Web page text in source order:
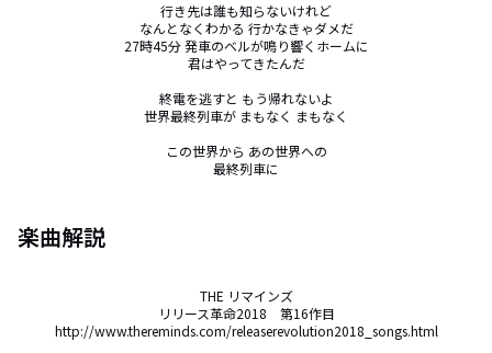
行き先は誰も知らないけれど
なんとなくわかる 行かなきゃダメだ
27時45分 発車のベルが鳴り響くホームに
君はやってきたんだ
終電を逃すと もう帰れないよ
世界最終列車が まもなく まもなく
この世界から あの世界への
最終列車に
楽曲解説
THE リマインズ
リリース革命2018　第16作目
http://www.thereminds.com/releaserevolution2018_songs.html